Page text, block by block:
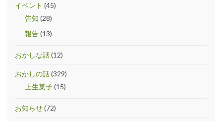
イベント (45)
告知 (28)
報告(13)
おかしな話(12)
おかしの話(329)
上生菓子(15)
お知らせ(72)